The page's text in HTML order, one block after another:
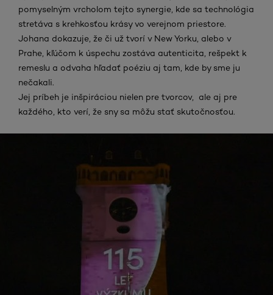
pomyselným vrcholom tejto synergie, kde sa technológia
stretáva s krehkosťou krásy vo verejnom priestore.
Johana dokazuje, že či už tvorí v New Yorku, alebo v
Prahe, kľúčom k úspechu zostáva autenticita, rešpekt k
remeslu a odvaha hľadať poéziu aj tam, kde by sme ju
nečakali.
Jej príbeh je inšpiráciou nielen pre tvorcov, ale aj pre
každého, kto verí, že sny sa môžu stať skutočnosťou.